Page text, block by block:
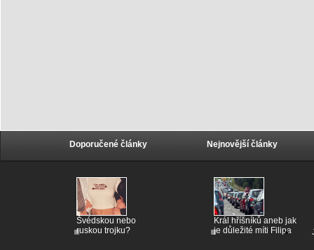
Doporučené články
Švédskou nebo
ruskou trojku?
Nejnovější články
Král hříšníků aneb jak
je důležité míti Filipa